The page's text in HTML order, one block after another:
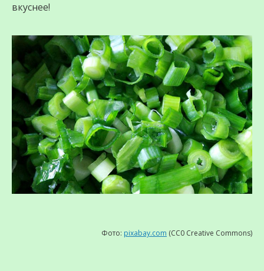
вкуснее!
Фото: pixabay.com (CC0 Creative Commons)